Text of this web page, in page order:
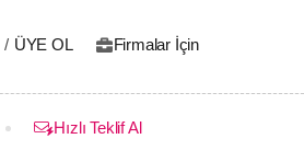
/ ÜYE OL Firmalar İçin
Hızlı Teklif Al